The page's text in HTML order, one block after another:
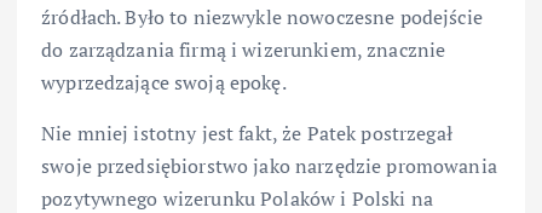
źródłach. Było to niezwykle nowoczesne podejście
do zarządzania firmą i wizerunkiem, znacznie
wyprzedzające swoją epokę.
Nie mniej istotny jest fakt, że Patek postrzegał
swoje przedsiębiorstwo jako narzędzie promowania
pozytywnego wizerunku Polaków i Polski na